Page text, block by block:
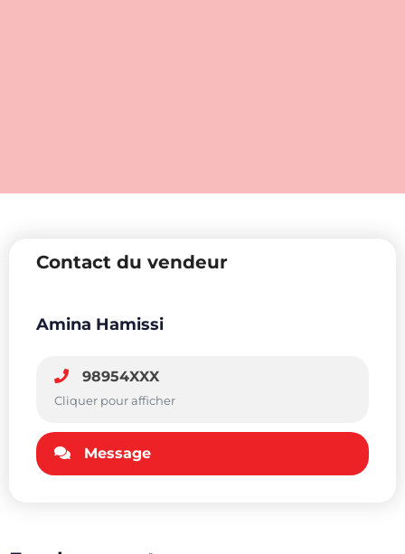
Contact du vendeur
Amina Hamissi
98954XXX
Cliquer pour afficher
Message